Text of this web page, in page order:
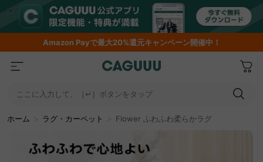
期間限定フラッシュセール！最大50％OFF
ここに入力して、［↵］ボタンをタップ
ホーム ラグ・カーペット Flower ふわふわ柔らかラグ